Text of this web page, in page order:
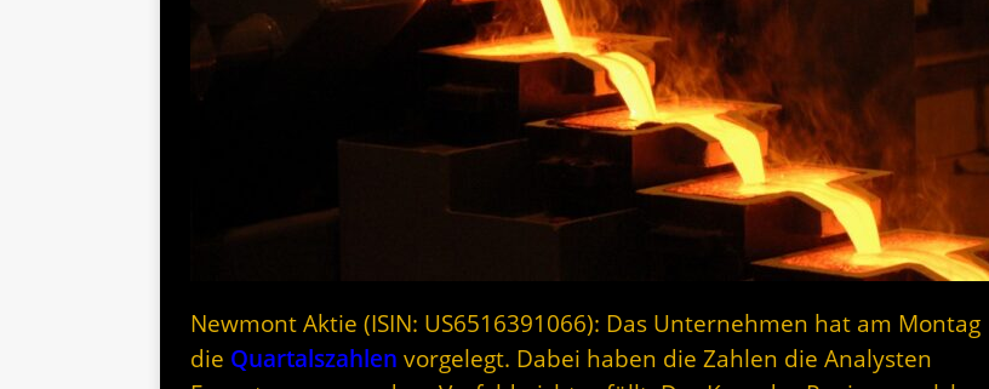
Newmont Aktie (ISIN: US6516391066): Das Unternehmen hat am Montag
die Quartalszahlen vorgelegt. Dabei haben die Zahlen die Analysten